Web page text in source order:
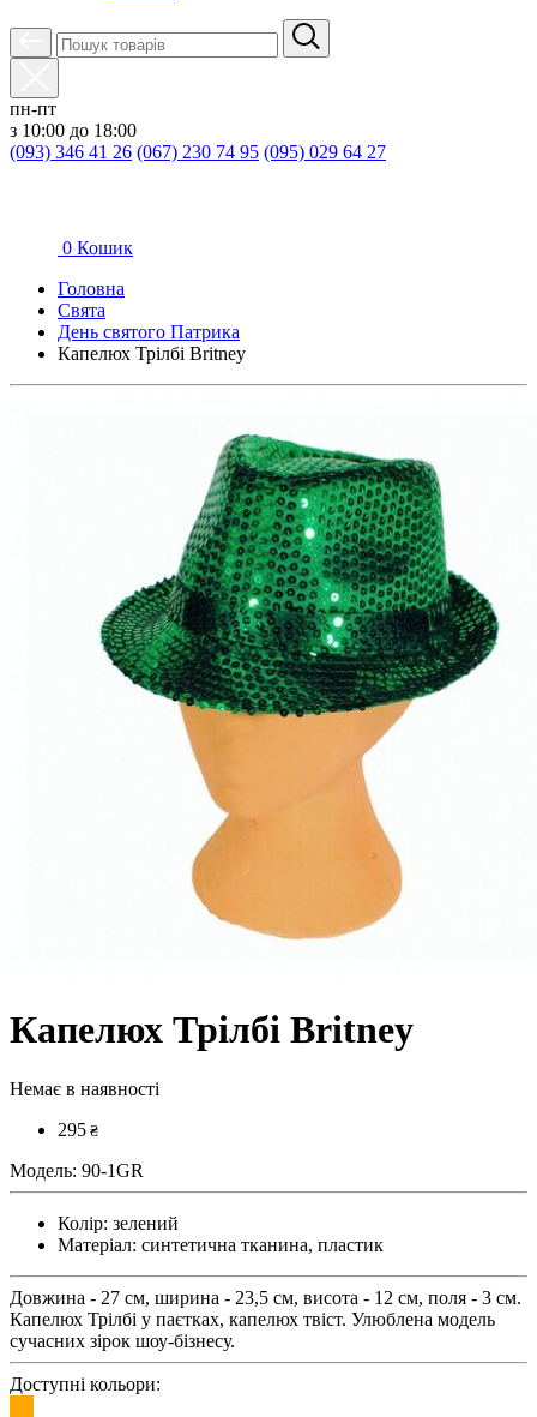
пн-пт
з 10:00 до 18:00
(093) 346 41 26 (067) 230 74 95 (095) 029 64 27
0 Кошик
Головна
Свята
День святого Патрика
Капелюх Трілбі Britney
Капелюх Трілбі Britney
Немає в наявності
295 ₴
Модель: 90-1GR
Колір: зелений
Матеріал: синтетична тканина, пластик
Довжина - 27 см, ширина - 23,5 см, висота - 12 см, поля - 3 см.
Капелюх Трілбі у паєтках, капелюх твіст. Улюблена модель
сучасних зірок шоу-бізнесу.
Доступні кольори: